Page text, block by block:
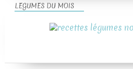
LEGUMES DU MOIS